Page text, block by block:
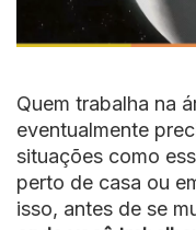
Quem trabalha na
eventualmente
situações como
perto de casa ou
isso, antes de se